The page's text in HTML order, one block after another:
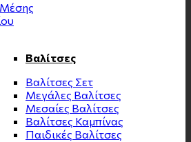
Βαλίτσες
Βαλίτσες Σετ
Μεγάλες Βαλίτσες
Μεσαίες Βαλίτσες
Βαλίτσες Καμπίνας
Παιδικές Βαλίτσες